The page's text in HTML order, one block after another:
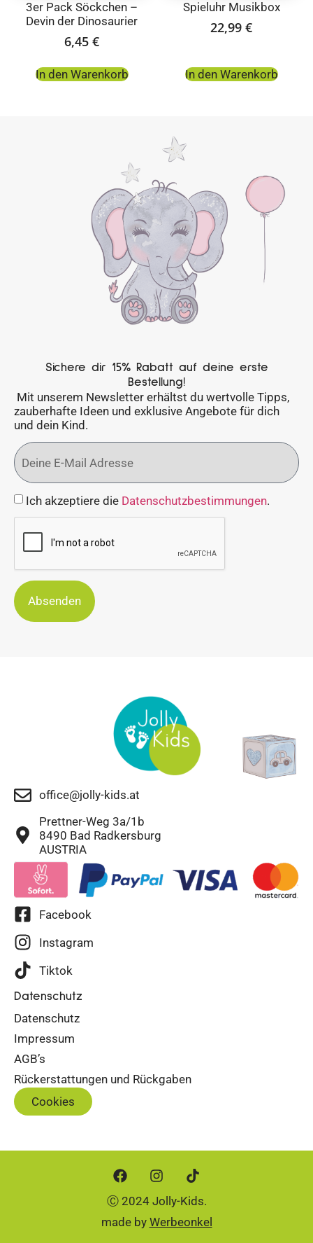
3er Pack Söckchen –
Devin der Dinosaurier
6,45 €
In den Warenkorb
Spieluhr Musikbox
22,99 €
In den Warenkorb
Sichere dir 15% Rabatt auf deine erste
Bestellung!
Mit unserem Newsletter erhältst du wertvolle Tipps,
zauberhafte Ideen und exklusive Angebote für dich
und dein Kind.
Ich akzeptiere die Datenschutzbestimmungen.
Absenden
office@jolly-kids.at
Prettner-Weg 3a/1b
8490 Bad Radkersburg
AUSTRIA
Facebook
Instagram
Tiktok
Datenschutz
Datenschutz
Impressum
AGB’s
Rückerstattungen und Rückgaben
Cookies
made by Werbeonkel
Ⓒ 2024 Jolly-Kids.